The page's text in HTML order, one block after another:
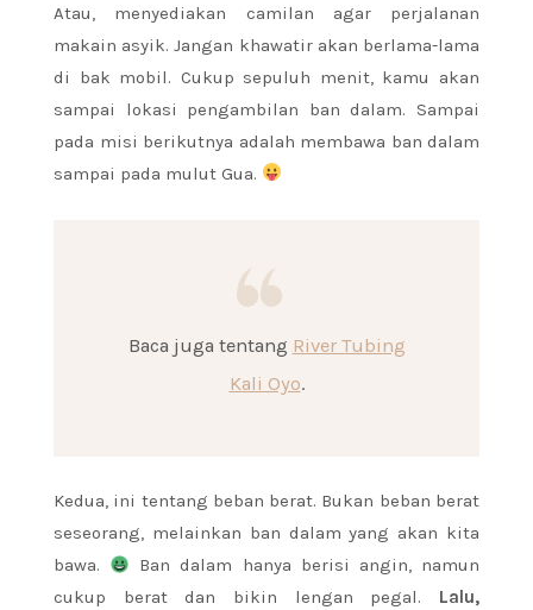
Atau, menyediakan camilan agar perjalanan
makain asyik. Jangan khawatir akan berlama-lama
di bak mobil. Cukup sepuluh menit, kamu akan
sampai lokasi pengambilan ban dalam. Sampai
pada misi berikutnya adalah membawa ban dalam
sampai pada mulut Gua.
Baca juga tentang River Tubing
Kali Oyo.
Kedua, ini tentang beban berat. Bukan beban berat
seseorang, melainkan ban dalam yang akan kita
bawa.
Ban dalam hanya berisi angin, namun
cukup berat dan bikin lengan pegal. Lalu,